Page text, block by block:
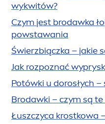
wykwitów?
Czym jest brodawka
powstawania
Świerzbiączka – jakie
Jak rozpoznać
Potówki u dorosłych –
Brodawki – czym są
Łuszczyca krostkowa